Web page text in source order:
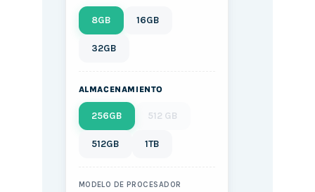
8GB 16GB
32GB
ALMACENAMIENTO
256GB 512 GB
512GB 1TB
MODELO DE PROCESADOR